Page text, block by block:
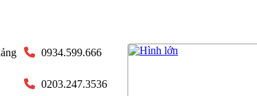
0934.599.666
0203.247.3536